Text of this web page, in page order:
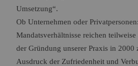
Umsetzung“.
Ob Unternehmen oder
Mandatsverhältnisse reichen
der Gründung unserer Praxis in 2000
Ausdruck der Zufriedenheit und